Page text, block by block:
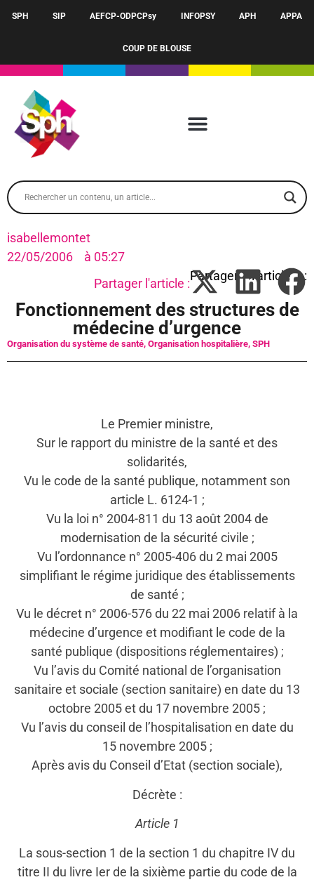
SPH SIP AEFCP-ODPCPsy INFOPSY APH APPA
COUP DE BLOUSE
isabellemontet
22/05/2006
à 05:27
Partager l'article :
Fonctionnement des structures de
médecine d’urgence
Organisation du système de santé, Organisation hospitalière, SPH
Le Premier ministre,
Sur le rapport du ministre de la santé et des
solidarités,
Vu le code de la santé publique, notamment son
article L. 6124-1 ;
Vu la loi n° 2004-811 du 13 août 2004 de
modernisation de la sécurité civile ;
Vu l’ordonnance n° 2005-406 du 2 mai 2005
simplifiant le régime juridique des établissements
de santé ;
Vu le décret n° 2006-576 du 22 mai 2006 relatif à la
médecine d’urgence et modifiant le code de la
santé publique (dispositions réglementaires) ;
Vu l’avis du Comité national de l’organisation
sanitaire et sociale (section sanitaire) en date du 13
octobre 2005 et du 17 novembre 2005 ;
Vu l’avis du conseil de l’hospitalisation en date du
15 novembre 2005 ;
Après avis du Conseil d’Etat (section sociale),
Décrète :
Article 1
La sous-section 1 de la section 1 du chapitre IV du
titre II du livre Ier de la sixième partie du code de la